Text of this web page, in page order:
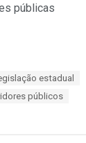
públicas
estadual
públicos